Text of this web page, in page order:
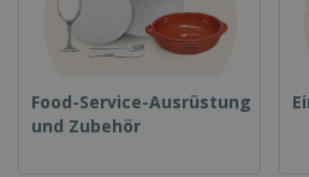
Food-Service-Ausrüstung
und Zubehör